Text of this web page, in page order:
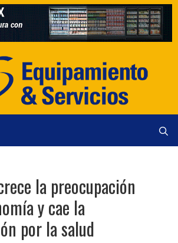
la preocupación
y cae la
por la salud